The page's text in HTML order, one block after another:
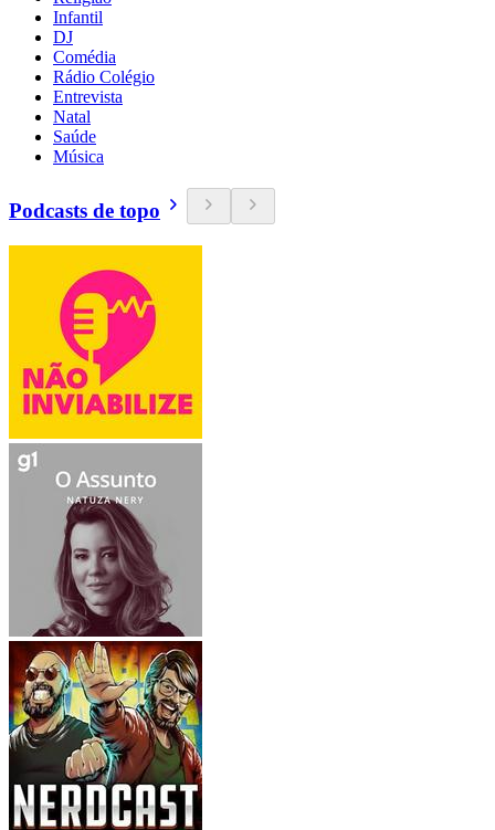
Infantil
DJ
Comédia
Rádio Colégio
Entrevista
Natal
Saúde
Música
Podcasts de topo